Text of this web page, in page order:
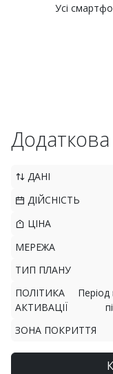
Усі
ДАНІ
ДІЙСНІСТЬ
ЦІНА
МЕРЕЖА
ТИП ПЛАНУ
ПОЛІТИКА
АКТИВАЦІЇ
ЗОНА ПОКРИТТЯ